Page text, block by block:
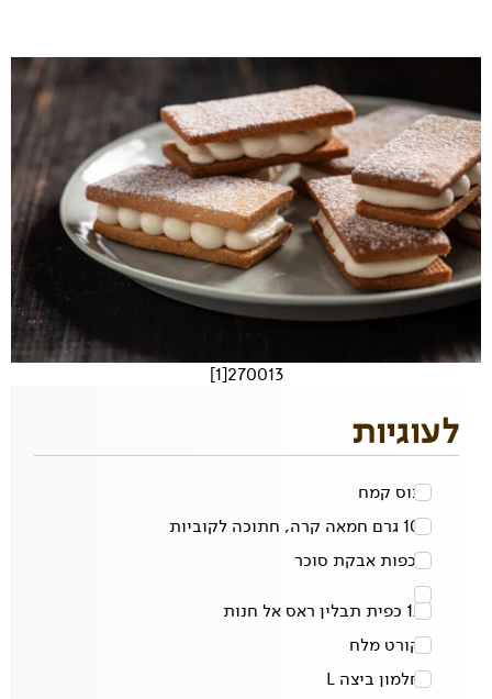
270013[1]
לעוגיות
1 כוס
קמח
100 גרם
חמאה קרה, חתוכה לקוביות
4 כפות
אבקת סוכר
1/2 כפית
תבלין ראס אל חנות
1 קורט
מלח
1חלמון ביצה L